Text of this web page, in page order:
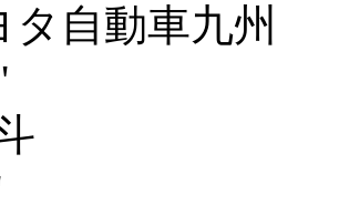
タ自動車九州